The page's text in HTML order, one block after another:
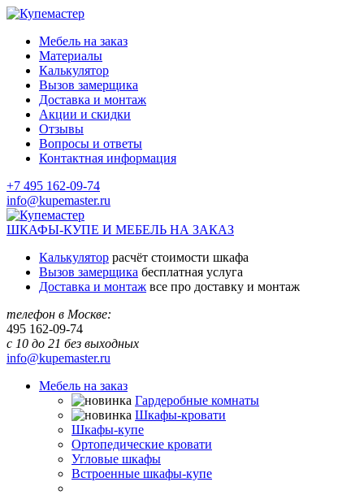
Мебель на заказ
Материалы
Калькулятор
Вызов замерщика
Доставка и монтаж
Акции и скидки
Отзывы
Вопросы и ответы
Контактная информация
+7 495 162-09-74
info@kupemaster.ru
ШКАФЫ-КУПЕ И МЕБЕЛЬ НА ЗАКАЗ
Калькулятор расчёт стоимости шкафа
Вызов замерщика бесплатная услуга
Доставка и монтаж все про доставку и монтаж
телефон в Москве:
495 162-09-74
с 10 до 21 без выходных
info@kupemaster.ru
Мебель на заказ
Гардеробные комнаты
Шкафы-кровати
Шкафы-купе
Ортопедические кровати
Угловые шкафы
Встроенные шкафы-купе